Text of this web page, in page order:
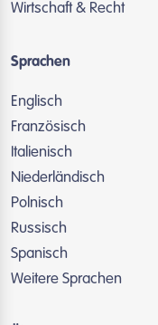
Wirtschaft & Recht
Sprachen
Englisch
Französisch
Italienisch
Niederländisch
Polnisch
Russisch
Spanisch
Weitere Sprachen